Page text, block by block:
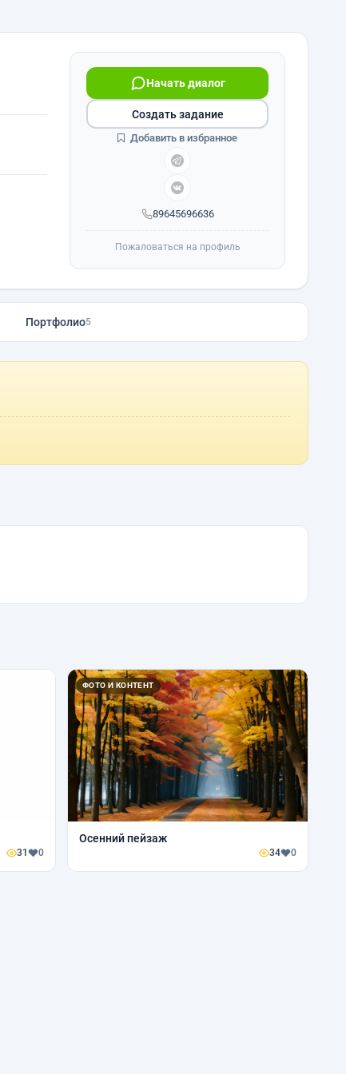
89645696636
Начать диалог
Создать задание
Добавить в избранное
Пожаловаться на профиль
Портфолио5
31 0
ФОТО И КОНТЕНТ
Осенний пейзаж
34 0